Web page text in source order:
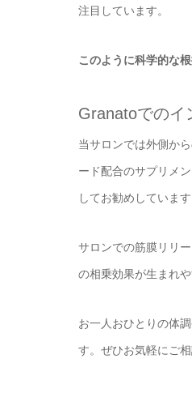
注目しています。
このように科学的な
Granatoでのイ
当サロンでは外側か
ード配合のサプリメ
してお勧めしています
サロンでの筋膜リリ
の相乗効果が生まれや
お一人おひとりの体
す。ぜひお気軽にご相